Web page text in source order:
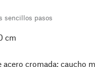
sencillos pasos
cm
acero cromada; caucho